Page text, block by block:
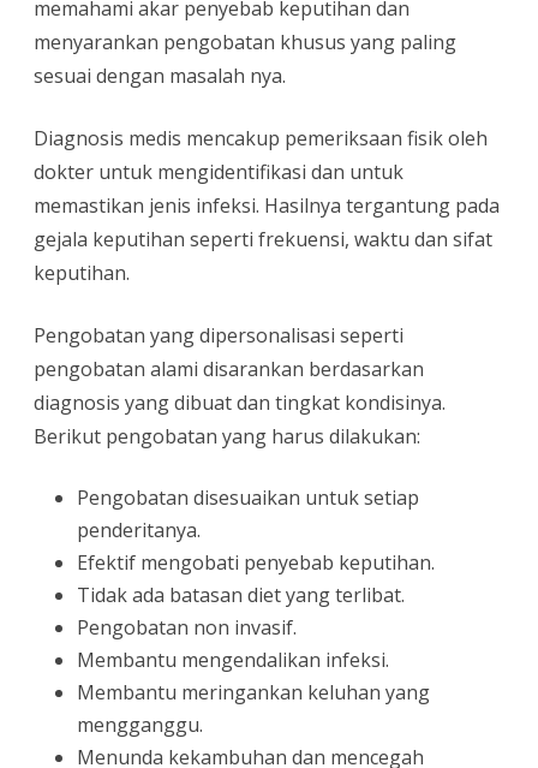
memahami akar penyebab keputihan dan
menyarankan pengobatan khusus yang paling
sesuai dengan masalah nya.
Diagnosis medis mencakup pemeriksaan fisik oleh
dokter untuk mengidentifikasi dan untuk
memastikan jenis infeksi. Hasilnya tergantung pada
gejala keputihan seperti frekuensi, waktu dan sifat
keputihan.
Pengobatan yang dipersonalisasi seperti
pengobatan alami disarankan berdasarkan
diagnosis yang dibuat dan tingkat kondisinya.
Berikut pengobatan yang harus dilakukan:
Pengobatan disesuaikan untuk setiap
penderitanya.
Efektif mengobati penyebab keputihan.
Tidak ada batasan diet yang terlibat.
Pengobatan non invasif.
Membantu mengendalikan infeksi.
Membantu meringankan keluhan yang
mengganggu.
Menunda kekambuhan dan mencegah